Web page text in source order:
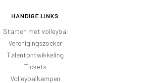
HANDIGE LINKS
Starten met volleybal
Verenigingszoeker
Talentontwikkeling
Tickets
Volleybalkampen